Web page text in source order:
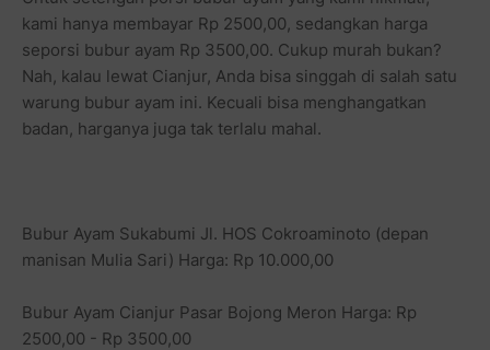
kami hanya membayar Rp 2500,00, sedangkan harga
seporsi bubur ayam Rp 3500,00. Cukup murah bukan?
Nah, kalau lewat Cianjur, Anda bisa singgah di salah satu
warung bubur ayam ini. Kecuali bisa menghangatkan
badan, harganya juga tak terlalu mahal.
Bubur Ayam Sukabumi Jl. HOS Cokroaminoto (depan
manisan Mulia Sari) Harga: Rp 10.000,00
Bubur Ayam Cianjur Pasar Bojong Meron Harga: Rp
2500,00 - Rp 3500,00